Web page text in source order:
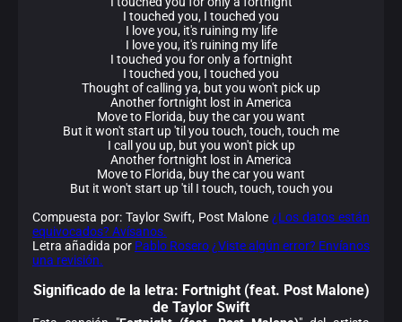
I touched you, I touched you
I love you, it's ruining my life
I love you, it's ruining my life
I touched you for only a fortnight
I touched you, I touched you
Thought of calling ya, but you won't pick up
Another fortnight lost in America
Move to Florida, buy the car you want
But it won't start up 'til you touch, touch, touch me
I call you up, but you won't pick up
Another fortnight lost in America
Move to Florida, buy the car you want
But it won't start up 'til I touch, touch, touch you
Compuesta por: Taylor Swift, Post Malone¿Los datos están
equivocados? Avísanos.
Letra añadida por Pablo Rosero¿Viste algún error? Envíanos
una revisión.
Significado de la letra: Fortnight (feat. Post Malone)
de Taylor Swift